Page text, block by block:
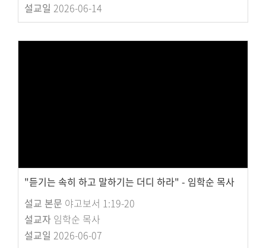
설교일 2026-06-14
"듣기는 속히 하고 말하기는 더디 하라" - 임학순 목사
설교 본문 야고보서 1:19-20
설교자 임학순 목사
설교일 2026-06-07